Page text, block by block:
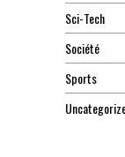
Sci-Tech
Société
Sports